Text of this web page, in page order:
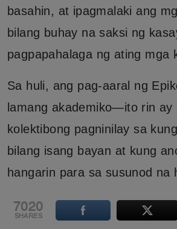
basahin, at ipagmalaki ang
bilang buhay na saksi ng
pagpapahalaga ng ating mga
Sa huli, ang pag-aaral ng
lamang akademiko—ito rin ay
kolektibong pagninilay sa
bilang isang bayan at kung
hangarin para sa susunod na
7020
SHARES